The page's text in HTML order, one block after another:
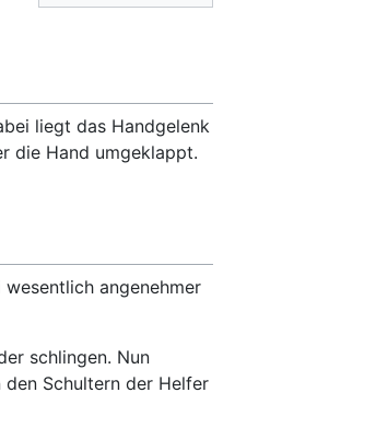
liegt das Handgelenk
die Hand umgeklappt.
angenehmer
schlingen. Nun
Schultern der Helfer